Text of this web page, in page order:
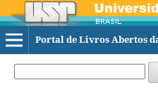
Portal de Livros Abertos